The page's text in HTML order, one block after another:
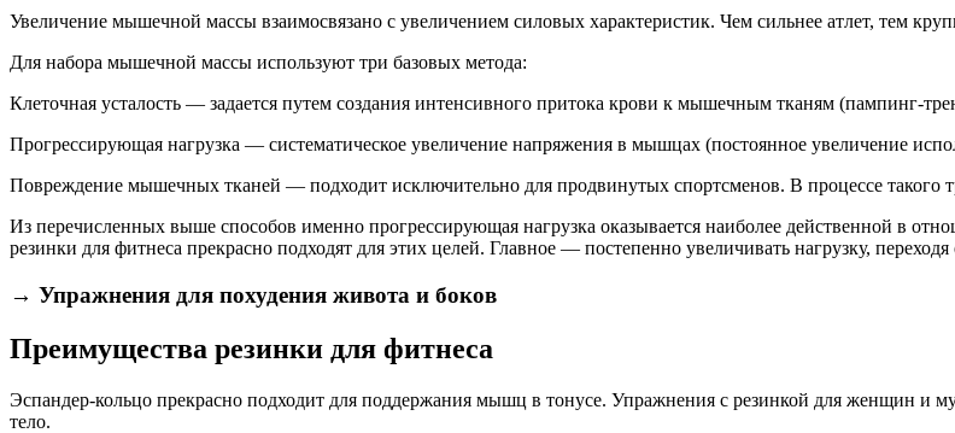
Увеличение мышечной массы взаимосвязано с увеличением силовых характеристик. Чем сильнее атлет, тем
Для набора мышечной массы используют три базовых метода:
Клеточная усталость — задается путем создания интенсивного притока крови к мышечным тканям (пампинг-
Прогрессирующая нагрузка — систематическое увеличение напряжения в мышцах (постоянное увеличение
Повреждение мышечных тканей — подходит исключительно для продвинутых спортсменов. В процессе такого
Из перечисленных выше способов именно прогрессирующая нагрузка оказывается наиболее действенной в
резинки для фитнеса прекрасно подходят для этих целей. Главное — постепенно увеличивать нагрузку,
→ Упражнения для похудения живота и боков
Преимущества резинки для фитнеса
Эспандер-кольцо прекрасно подходит для поддержания мышц в тонусе. Упражнения с резинкой для женщин и
тело.